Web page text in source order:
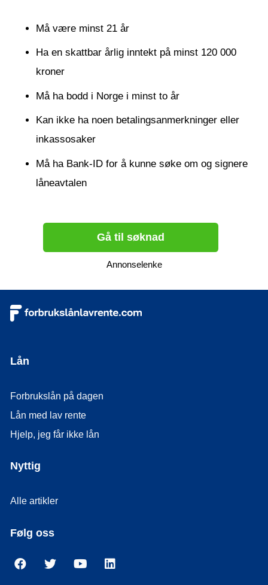
Må være minst 21 år
Ha en skattbar årlig inntekt på minst 120 000
kroner
Må ha bodd i Norge i minst to år
Kan ikke ha noen betalingsanmerkninger eller
inkassosaker
Må ha Bank-ID for å kunne søke om og signere
låneavtalen
Gå til søknad
Annonselenke
Lån
Forbrukslån på dagen
Lån med lav rente
Hjelp, jeg får ikke lån
Nyttig
Alle artikler
Følg oss